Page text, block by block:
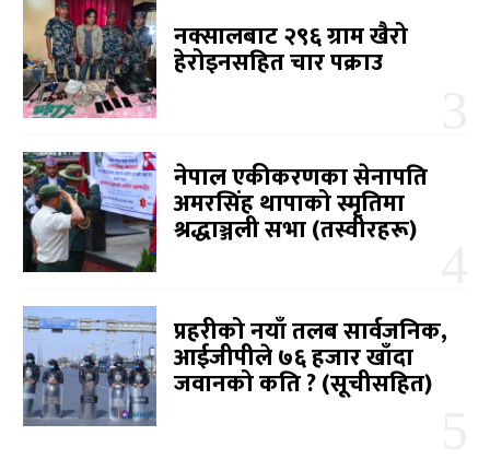
नक्सालबाट २९६ ग्राम खैरो
हेरोइनसहित चार पक्राउ
नेपाल एकीकरणका सेनापति
अमरसिंह थापाको स्मृतिमा
श्रद्धाञ्जली सभा (तस्वीरहरू)
प्रहरीको नयाँ तलब सार्वजनिक,
आईजीपीले ७६ हजार खाँदा
जवानको कति ? (सूचीसहित)